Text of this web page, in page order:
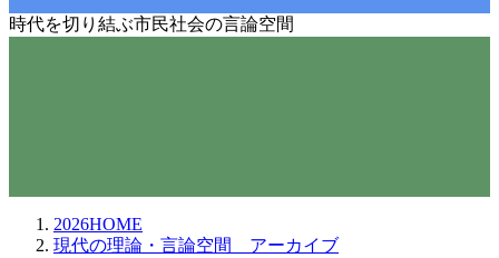
時代を切り結ぶ市民社会の言論空間
2026HOME
現代の理論・言論空間 アーカイブ